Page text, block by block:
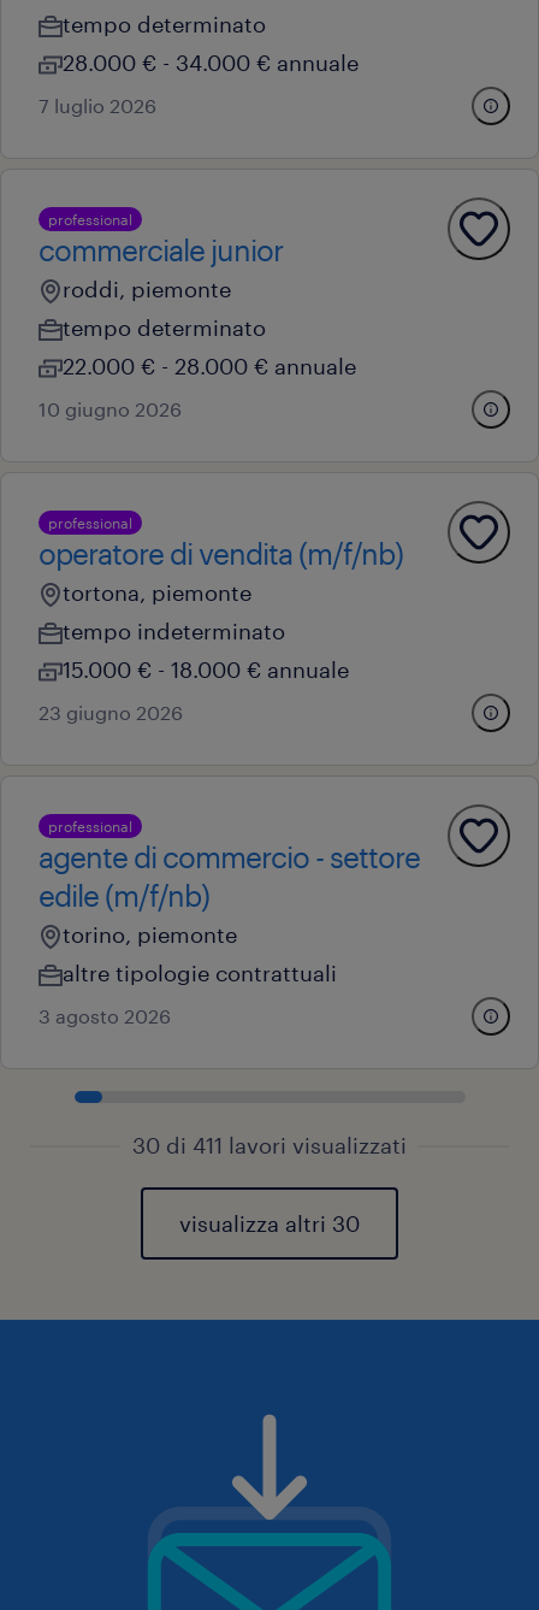
tempo determinato
28.000 € - 34.000 € annuale
7 luglio 2026
professional
commerciale junior
roddi, piemonte
tempo determinato
22.000 € - 28.000 € annuale
10 giugno 2026
professional
operatore di vendita (m/f/nb)
tortona, piemonte
tempo indeterminato
15.000 € - 18.000 € annuale
23 giugno 2026
professional
agente di commercio - settore
edile (m/f/nb)
torino, piemonte
altre tipologie contrattuali
3 agosto 2026
30 di 411 lavori visualizzati
visualizza altri 30